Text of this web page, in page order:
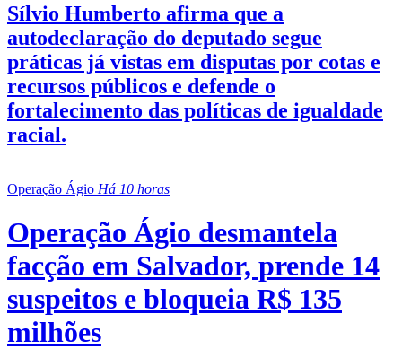
Sílvio Humberto afirma que a
autodeclaração do deputado segue
práticas já vistas em disputas por cotas e
recursos públicos e defende o
fortalecimento das políticas de igualdade
racial.
Operação Ágio Há 10 horas
Operação Ágio desmantela
facção em Salvador, prende 14
suspeitos e bloqueia R$ 135
milhões